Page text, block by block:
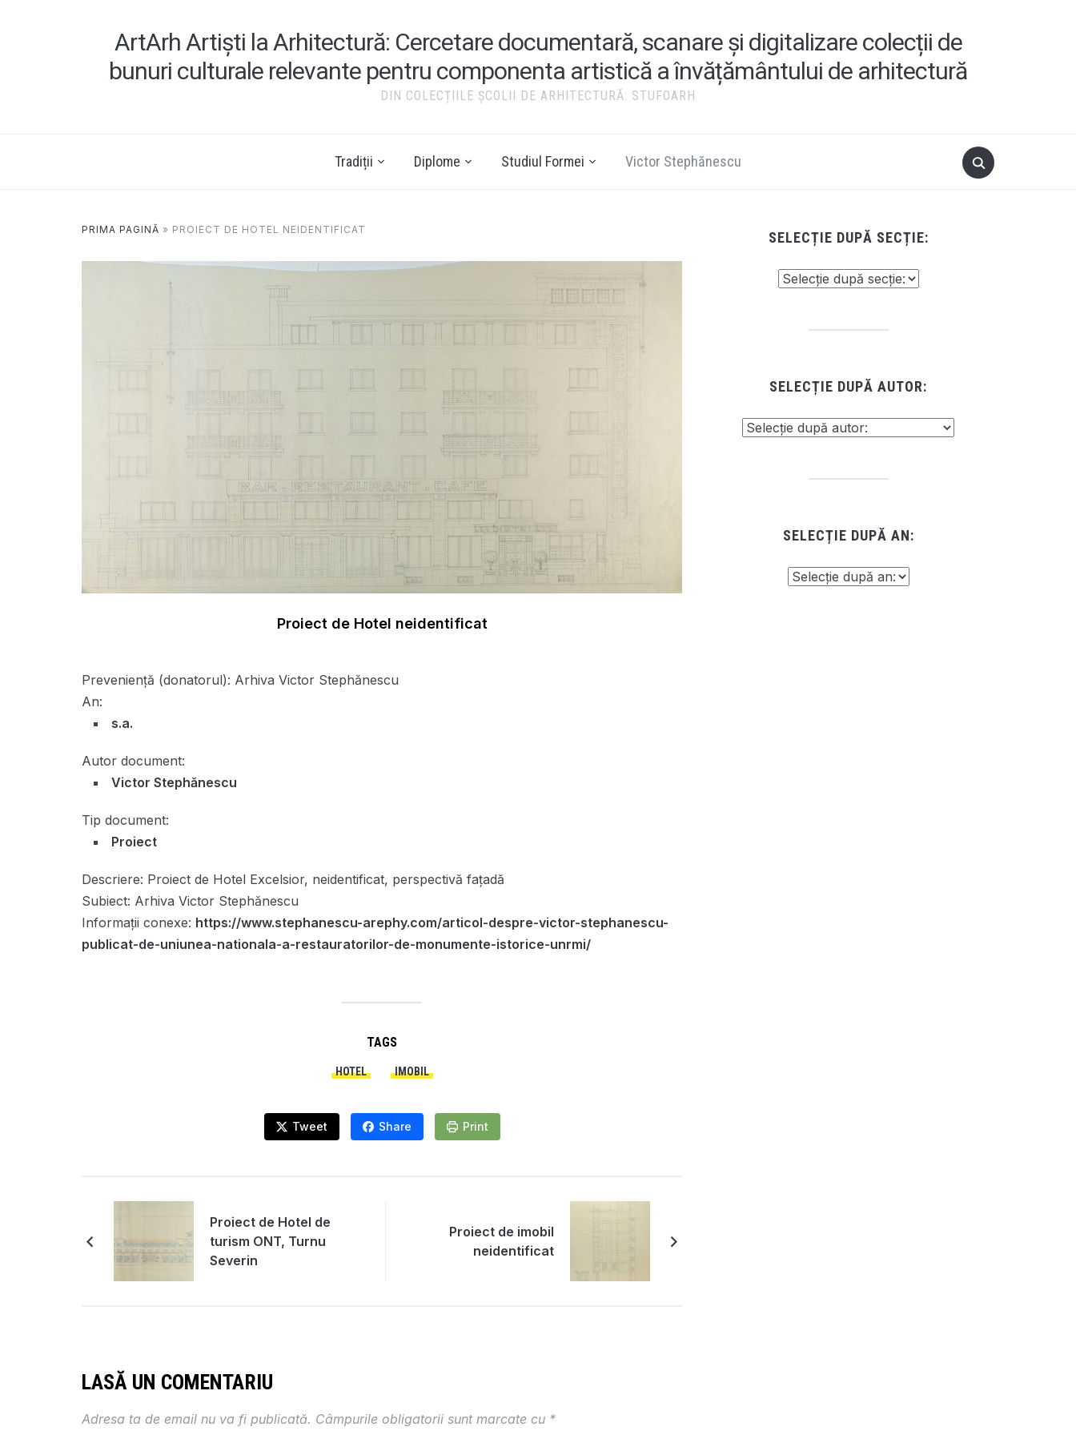
ArtArh Artiști la Arhitectură: Cercetare documentară, scanare și digitalizare colecții de
bunuri culturale relevante pentru componenta artistică a învățământului de arhitectură
DIN COLECȚIILE ȘCOLII DE ARHITECTURĂ: STUFOARH
Tradiții Diplome Studiul Formei Victor Stephănescu
PRIMA PAGINĂ » PROIECT DE HOTEL NEIDENTIFICAT
Proiect de Hotel neidentificat
Preveniență (donatorul): Arhiva Victor Stephănescu
An:
s.a.
Autor document:
Victor Stephănescu
Tip document:
Proiect
Descriere: Proiect de Hotel Excelsior, neidentificat, perspectivă fațadă
Subiect: Arhiva Victor Stephănescu
Informații conexe: https://www.stephanescu-arephy.com/articol-despre-victor-stephanescu-
publicat-de-uniunea-nationala-a-restauratorilor-de-monumente-istorice-unrmi/
TAGS
HOTEL IMOBIL
Tweet Share Print
Proiect de Hotel de
turism ONT, Turnu
Severin
Proiect de imobil
neidentificat
LASĂ UN COMENTARIU
Adresa ta de email nu va fi publicată. Câmpurile obligatorii sunt marcate cu *
SELECȚIE DUPĂ SECȚIE:
SELECȚIE DUPĂ AUTOR:
SELECȚIE DUPĂ AN: